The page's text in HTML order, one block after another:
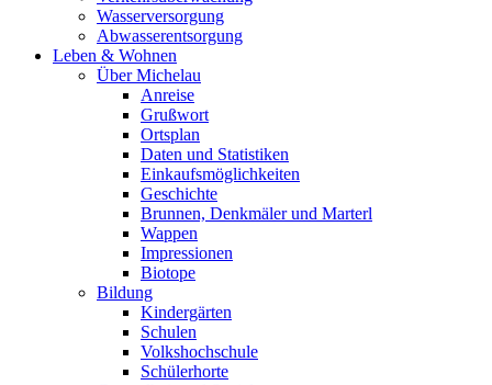
Wasserversorgung
Abwasserentsorgung
Leben & Wohnen
Über Michelau
Anreise
Grußwort
Ortsplan
Daten und Statistiken
Einkaufsmöglichkeiten
Geschichte
Brunnen, Denkmäler und Marterl
Wappen
Impressionen
Biotope
Bildung
Kindergärten
Schulen
Volkshochschule
Schülerhorte